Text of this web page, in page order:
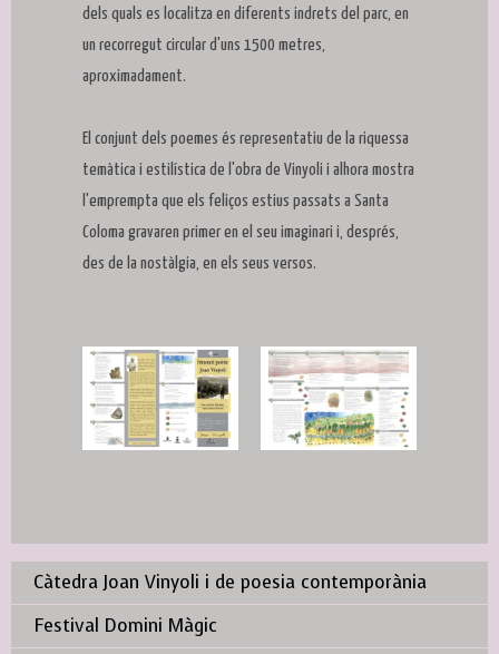
dels quals es localitza en diferents indrets del parc, en
un recorregut circular d'uns 1500 metres,
aproximadament.
El conjunt dels poemes és representatiu de la riquessa
temàtica i estilística de l'obra de Vinyoli i alhora mostra
l'emprempta que els feliços estius passats a Santa
Coloma gravaren primer en el seu imaginari i, després,
des de la nostàlgia, en els seus versos.
Càtedra Joan Vinyoli i de poesia contemporània
Festival Domini Màgic